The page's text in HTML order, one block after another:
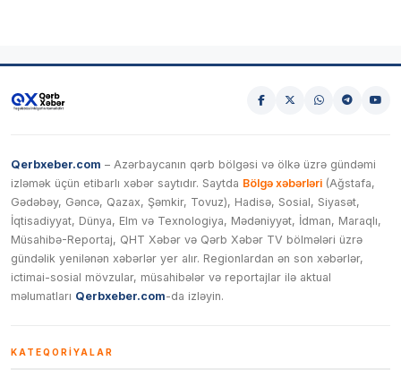
Qerbxeber.com – Azərbaycanın qərb bölgəsi və ölkə üzrə gündəmi
izləmək üçün etibarlı xəbər saytıdır. Saytda Bölgə xəbərləri (Ağstafa,
Gədəbəy, Gəncə, Qazax, Şəmkir, Tovuz), Hadisə, Sosial, Siyasət,
İqtisadiyyat, Dünya, Elm və Texnologiya, Mədəniyyət, İdman, Maraqlı,
Müsahibə-Reportaj, QHT Xəbər və Qərb Xəbər TV bölmələri üzrə
gündəlik yenilənən xəbərlər yer alır. Regionlardan ən son xəbərlər,
ictimai-sosial mövzular, müsahibələr və reportajlar ilə aktual
məlumatları Qerbxeber.com-da izləyin.
KATEQORIYALAR